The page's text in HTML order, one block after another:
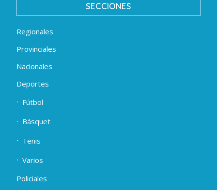
SECCIONES
Regionales
Provinciales
Nacionales
Deportes
Fútbol
Básquet
Tenis
Varios
Policiales